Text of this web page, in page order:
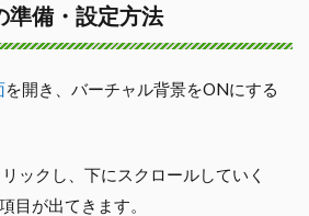
準備・設定方法
を開き、バーチャル背景をONにする
ックし、下にスクロールしていく
目が出てきます。